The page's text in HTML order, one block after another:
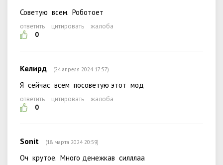
Советую всем. Роботоет
ответить цитировать
жалоба
0
Келирд (24 апреля 2024 17:57)
Я сейчас всем посоветую этот мод
ответить цитировать
жалоба
0
Sonit (18 марта 2024 20:59)
Оч крутое. Много денежкав силллаа